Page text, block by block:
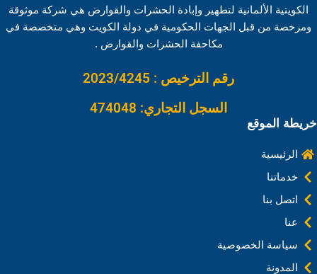
o
o
A
p
r
e
s
t
t
d
I
n
i
n
k
الكويتية الألمانية لتطهير وإبادة الحشرات والقوارض هي شركة موثوقة
ومرخصة من قبل الجهات الحكومية في دولة الكويت وهي متخصصة في
مكاحفة الحشرات والقوارض .
رقم الترخيص : 2023/4245
السجل التجاري: 474048
خريطة الموقع
الرئيسية
خدماتنا
اتصل بنا
عنا
سياسة الخصوصية
المدونة